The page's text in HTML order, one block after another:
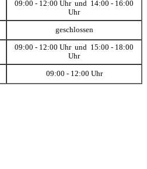
09:00 - 12:00 Uhr und 14:00 - 16:00
Uhr
geschlossen
09:00 - 12:00 Uhr und 15:00 - 18:00
Uhr
09:00 - 12:00 Uhr